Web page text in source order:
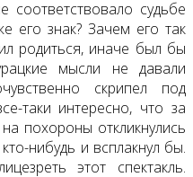
судьбе
его знак? Зачем его так
родиться, иначе был бы
мысли не давали
скрипел под
таки интересно, что за
похороны откликнулись
нибудь и всплакнул бы.
этот спектакль.